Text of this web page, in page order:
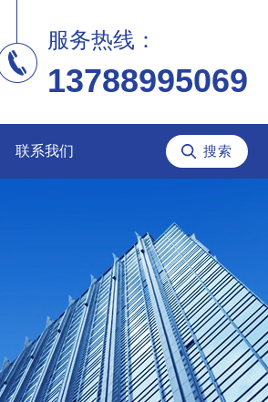
服务热线：
13788995069
联系我们